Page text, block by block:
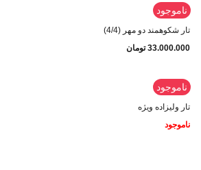
ناموجود
تار شکوهمند دو مهر (4/4)
33.000.000 تومان
ناموجود
تار ولیزاده ویژه
ناموجود